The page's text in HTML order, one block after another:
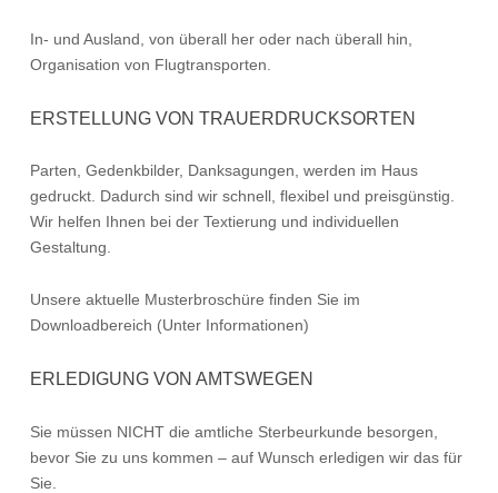
In- und Ausland, von überall her oder nach überall hin,
Organisation von Flugtransporten.
ERSTELLUNG VON TRAUERDRUCKSORTEN
Parten, Gedenkbilder, Danksagungen, werden im Haus
gedruckt. Dadurch sind wir schnell, flexibel und preisgünstig.
Wir helfen Ihnen bei der Textierung und individuellen
Gestaltung.
Unsere aktuelle Musterbroschüre finden Sie im
Downloadbereich (Unter Informationen)
ERLEDIGUNG VON AMTSWEGEN
Sie müssen NICHT die amtliche Sterbeurkunde besorgen,
bevor Sie zu uns kommen – auf Wunsch erledigen wir das für
Sie.